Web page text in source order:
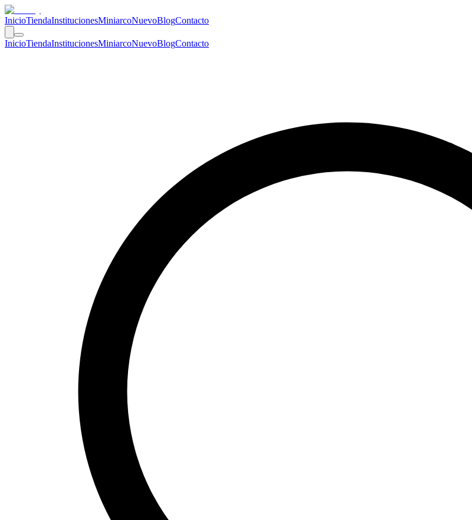
InicioTiendaInstitucionesMiniarcoNuevoBlogContacto
InicioTiendaInstitucionesMiniarcoNuevoBlogContacto